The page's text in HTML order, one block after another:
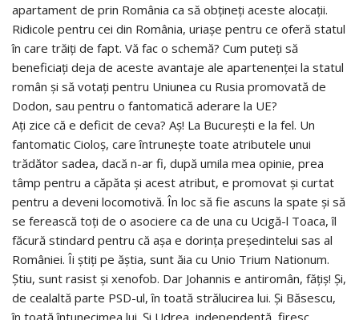
apartament de prin România ca să obțineți aceste alocații.
Ridicole pentru cei din România, uriașe pentru ce oferă statul
în care trăiți de fapt. Vă fac o schemă? Cum puteți să
beneficiați deja de aceste avantaje ale apartenenței la statul
român și să votați pentru Uniunea cu Rusia promovată de
Dodon, sau pentru o fantomatică aderare la UE?
Ați zice că e deficit de ceva? Aș! La București e la fel. Un
fantomatic Cioloș, care întrunește toate atributele unui
trădător sadea, dacă n-ar fi, după umila mea opinie, prea
tâmp pentru a căpăta și acest atribut, e promovat și curtat
pentru a deveni locomotivă. În loc să fie ascuns la spate și să
se ferească toți de o asociere ca de una cu Ucigă-l Toaca, îl
făcură stindard pentru că așa e dorința președintelui sas al
României. Îi știți pe ăștia, sunt ăia cu Unio Trium Nationum.
Știu, sunt rasist și xenofob. Dar Johannis e antiromân, fățiș! Și,
de cealaltă parte PSD-ul, în toată strălucirea lui. Și Băsescu,